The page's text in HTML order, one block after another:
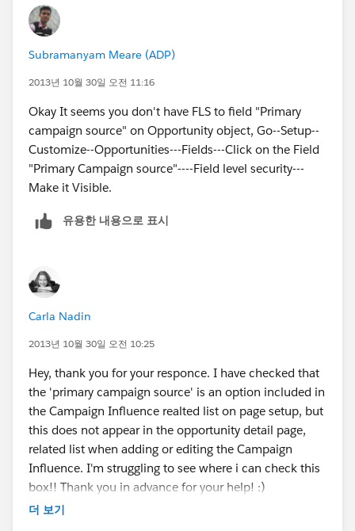
Subramanyam Meare (ADP)
2013년 10월 30일 오전 11:16
Okay It seems you don't have FLS to field "Primary
campaign source" on Opportunity object, Go--Setup--
Customize--Opportunities---Fields---Click on the Field
"Primary Campaign source"----Field level security---
Make it Visible.
유용한 내용으로 표시
Carla Nadin
2013년 10월 30일 오전 10:25
Hey, thank you for your responce. I have checked that
the 'primary campaign source' is an option included in
the Campaign Influence realted list on page setup, but
this does not appear in the opportunity detail page,
related list when adding or editing the Campaign
Influence. I'm struggling to see where i can check this
box!! Thank you in advance for your help! :)
더 보기